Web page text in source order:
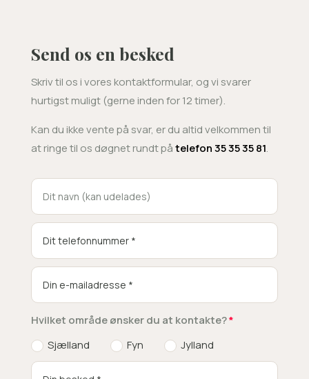
Send os en besked
Skriv til os i vores kontaktformular, og vi svarer
hurtigst muligt (gerne inden for 12 timer).
Kan du ikke vente på svar, er du altid velkommen til
at ringe til os døgnet rundt påtelefon 35 35 35 81.
Hvilket område ønsker du at kontakte?
Sjælland
Fyn Jylland